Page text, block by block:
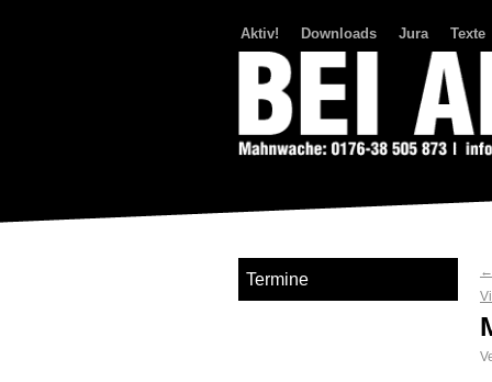
Aktiv! Downloads Jura Texte
←
Termine